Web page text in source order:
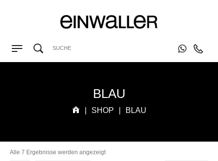
BLAU
SHOP BLAU
Alle 7 Ergebnisse werden angezeigt